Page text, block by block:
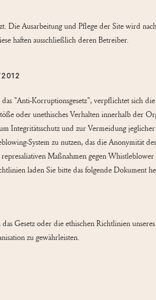
Die Ausarbeitung und Pflege der Site wird
haften ausschließlich deren Betreiber.
"Anti-Korruptionsgesetz", verpflichtet sich
oder unethisches Verhalten innerhalb der
Integritätsschutz und zur Vermeidung
System zu nutzen, das die Anonymität
Maßnahmen gegen
laden Sie bitte das folgende Dokument
Gesetz oder die ethischen Richtlinien
zu gewährleisten.